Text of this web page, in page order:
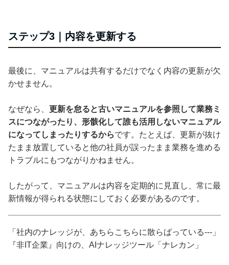
ステップ3｜内容を更新する
最後に、マニュアルは共有するだけでなく内容の更新が欠
かせません。
なぜなら、 更新を怠ると古いマニュアルを参照して業務ミ
スにつながったり、形骸化して誰も活用しないマニュアル
になってしまったりするからです。たとえば、更新が抜け
たまま放置していると他の社員が誤ったまま業務を進める
トラブルにもつながりかねません。
したがって、マニュアルは内容を定期的に見直し、常に最
新情報が得られる状態にしておく必要があるのです。
「社内のナレッジが、あちらこちらに散らばっている---」
『非IT企業』向けの、AIナレッジツール「ナレカン」